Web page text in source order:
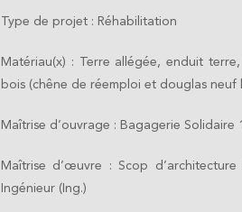
Type de projet : Réhabilitation
Matériau(x) : Terre allégée, enduit
bois (chêne de réemploi et douglas neuf
Maîtrise d’ouvrage : Bagagerie Solidaire
Maîtrise d’œuvre : Scop
Ingénieur (Ing.)